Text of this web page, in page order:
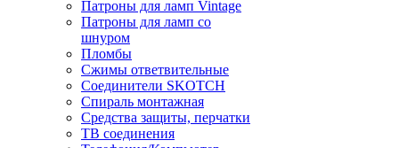
Патроны для ламп Vintage
Патроны для ламп со
шнуром
Пломбы
Сжимы ответвительные
Соединители SKOTCH
Спираль монтажная
Средства защиты, перчатки
ТВ соединения